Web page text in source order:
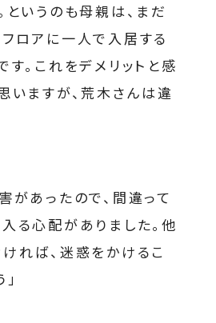
というのも母親は、まだ
ロアに一人で入居する
す。これをデメリットと感
いますが、荒木さんは違
があったので、間違って
る心配がありました。他
れば、迷惑をかけるこ